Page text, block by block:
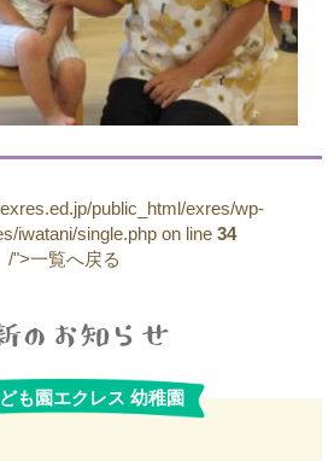
public_html/exres/wp-
iwatani/single.php on line 34
/">一覧へ戻る
も園エクレス 幼稚園